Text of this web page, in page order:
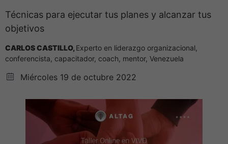
Técnicas para ejecutar tus planes y alcanzar tus
objetivos
CARLOS CASTILLO, Experto en liderazgo organizacional,
conferencista, capacitador, coach, mentor, Venezuela
Miércoles 19 de octubre 2022